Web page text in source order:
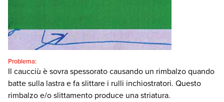
Problema:
Il caucciù è sovra spessorato causando un rimbalzo quando
batte sulla lastra e fa slittare i rulli inchiostratori. Questo
rimbalzo e/o slittamento produce una striatura.